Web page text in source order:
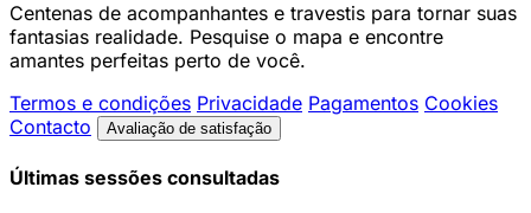
Centenas de acompanhantes e travestis para tornar suas
fantasias realidade. Pesquise o mapa e encontre
amantes perfeitas perto de você.
Termos e condições Privacidade Pagamentos Cookies
Contacto
Avaliação de satisfação
Últimas sessões consultadas